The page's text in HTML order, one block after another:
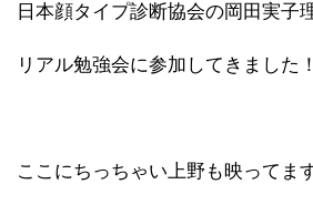
日本顔タイプ診断協会の岡田実子
リアル勉強会に参加してきました！
ここにちっちゃい上野も映ってま